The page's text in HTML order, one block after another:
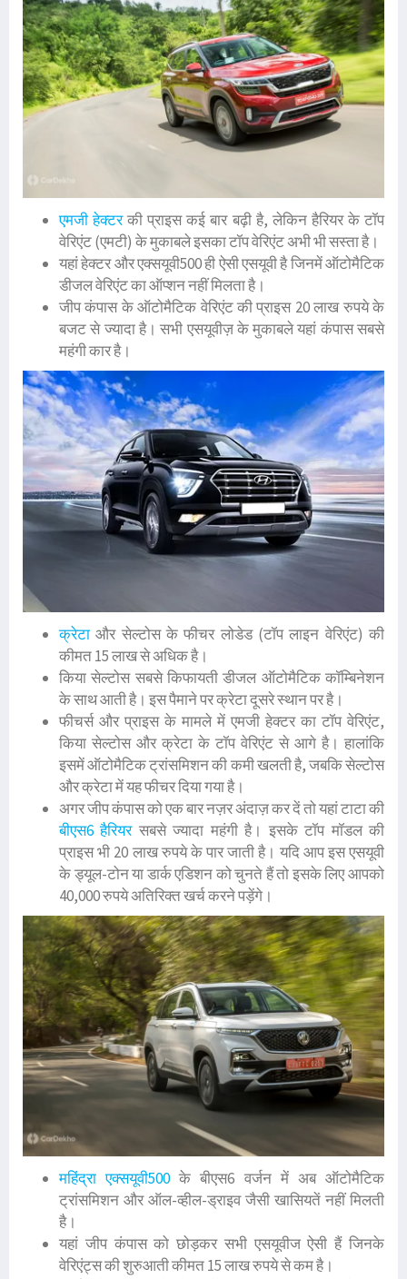
एमजी हेक्टरकी प्राइस कई बार बढ़ी है, लेकिन हैरियर के टॉप
वेरिएंट (एमटी) के मुकाबले इसका टॉप वेरिएंट अभी भी सस्ता है।
यहां हेक्टर और एक्सयूवी500 ही ऐसी एसयूवी है जिनमें ऑटोमैटिक
डीजल वेरिएंट का ऑप्शन नहीं मिलता है।
जीप कंपास के ऑटोमैटिक वेरिएंट की प्राइस 20 लाख रुपये के
बजट से ज्यादा है। सभी एसयूवीज़ के मुकाबले यहां कंपास सबसे
महंगी कार है।
क्रेटा और सेल्टोस के फीचर लोडेड (टॉप लाइन वेरिएंट) की
कीमत 15 लाख से अधिक है।
किया सेल्टोस सबसे किफायती डीजल ऑटोमैटिक कॉम्बिनेशन
के साथ आती है। इस पैमाने पर क्रेटा दूसरे स्थान पर है।
फीचर्स और प्राइस के मामले में एमजी हेक्टर का टॉप वेरिएंट,
किया सेल्टोस और क्रेटा के टॉप वेरिएंट से आगे है। हालांकि
इसमें ऑटोमैटिक ट्रांसमिशन की कमी खलती है, जबकि सेल्टोस
और क्रेटा में यह फीचर दिया गया है।
अगर जीप कंपास को एक बार नज़र अंदाज़ कर दें तो यहां टाटा की
बीएस6 हैरियरसबसे ज्यादा महंगी है। इसके टॉप मॉडल की
प्राइस भी 20 लाख रुपये के पार जाती है। यदि आप इस एसयूवी
के ड्यूल-टोन या डार्क एडिशन को चुनते हैं तो इसके लिए आपको
40,000 रुपये अतिरिक्त खर्च करने पड़ेंगे।
महिंद्रा एक्सयूवी500के बीएस6 वर्जन में अब ऑटोमैटिक
ट्रांसमिशन और ऑल-व्हील-ड्राइव जैसी खासियतें नहीं मिलती
है।
यहां जीप कंपास को छोड़कर सभी एसयूवीज ऐसी हैं जिनके
वेरिएंट्स की शुरुआती कीमत 15 लाख रुपये से कम है।